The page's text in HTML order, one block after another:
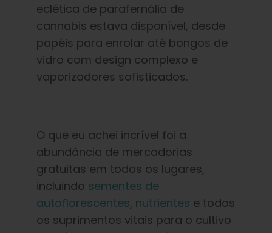
eclética de parafernália de
cannabis estava disponível, desde
papéis para enrolar até bongos de
vidro com design complexo e
vaporizadores sofisticados.
O que eu achei incrível foi a
abundância de mercadorias
gratuitas em todos os lugares,
incluindo sementes de
autoflorescentes, nutrientes e todos
os suprimentos vitais para o cultivo